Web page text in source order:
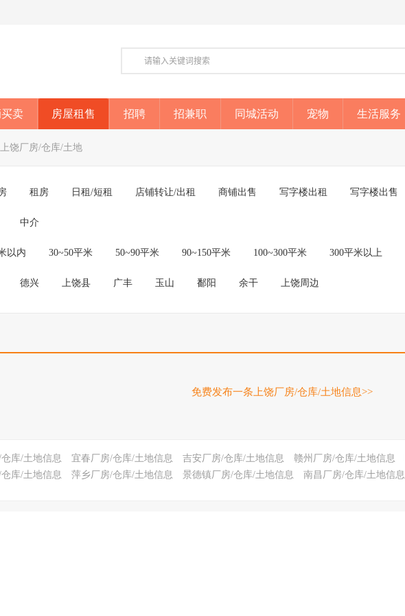
卖 房屋租售 招聘 招兼职 同城活动 宠物 生活服务
上饶厂房/仓库/土地
租房 日租/短租 店铺转让/出租 商铺出售 写字楼出租 写字楼出售
中介
以内 30~50平米 50~90平米 90~150平米 100~300平米 300平米以上
德兴 上饶县 广丰 玉山 鄱阳 余干 上饶周边
免费发布一条上饶厂房/仓库/土地信息>>
库/土地信息 宜春厂房/仓库/土地信息 吉安厂房/仓库/土地信息 赣州厂房/仓库/土地信息
库/土地信息
萍乡厂房/仓库/土地信息 景德镇厂房/仓库/土地信息 南昌厂房/仓库/土地信息